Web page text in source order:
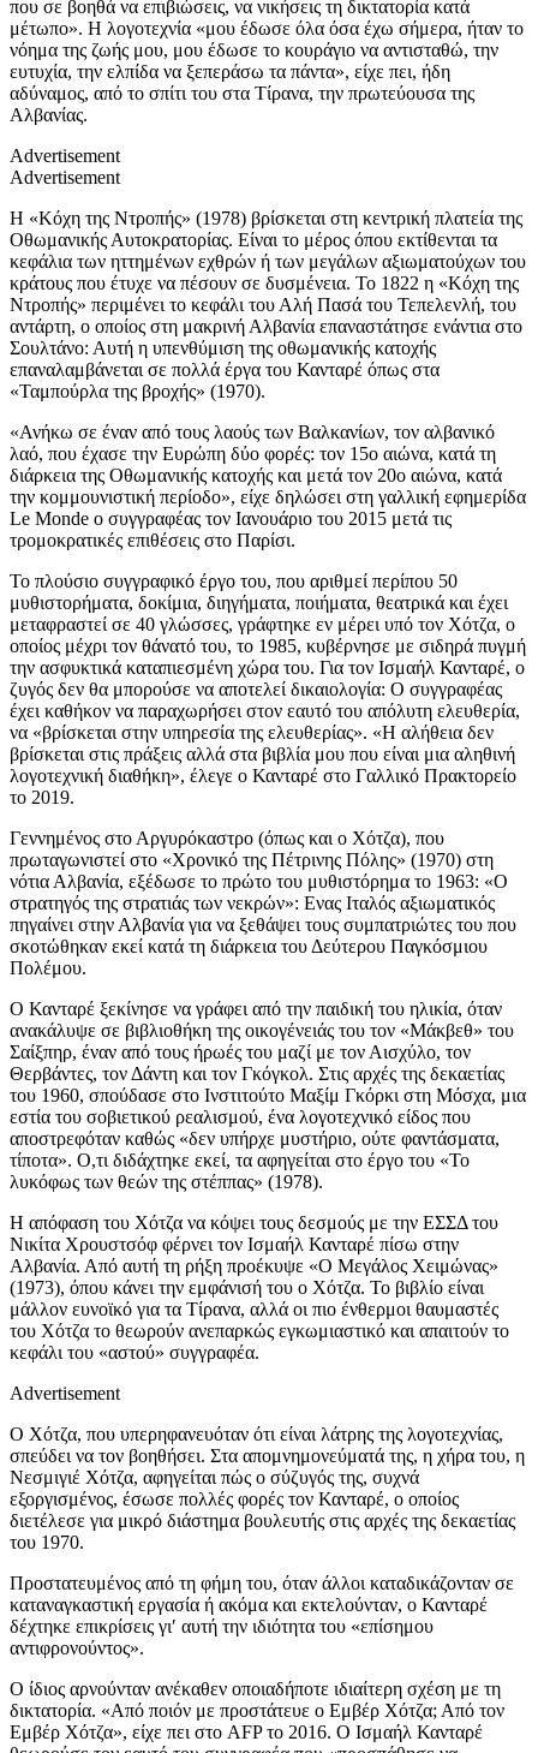
που σε βοηθά να επιβιώσεις, να νικήσεις τη δικτατορία κατά
μέτωπο». Η λογοτεχνία «μου έδωσε όλα όσα έχω σήμερα, ήταν το
νόημα της ζωής μου, μου έδωσε το κουράγιο να αντισταθώ, την
ευτυχία, την ελπίδα να ξεπεράσω τα πάντα», είχε πει, ήδη
αδύναμος, από το σπίτι του στα Τίρανα, την πρωτεύουσα της
Αλβανίας.
Advertisement
Advertisement
Η «Κόχη της Ντροπής» (1978) βρίσκεται στη κεντρική πλατεία της
Οθωμανικής Αυτοκρατορίας. Είναι το μέρος όπου εκτίθενται τα
κεφάλια των ηττημένων εχθρών ή των μεγάλων αξιωματούχων του
κράτους που έτυχε να πέσουν σε δυσμένεια. Το 1822 η «Κόχη της
Ντροπής» περιμένει το κεφάλι του Αλή Πασά του Τεπελενλή, του
αντάρτη, ο οποίος στη μακρινή Αλβανία επαναστάτησε ενάντια στο
Σουλτάνο: Αυτή η υπενθύμιση της οθωμανικής κατοχής
επαναλαμβάνεται σε πολλά έργα του Κανταρέ όπως στα
«Ταμπούρλα της βροχής» (1970).
«Ανήκω σε έναν από τους λαούς των Βαλκανίων, τον αλβανικό
λαό, που έχασε την Ευρώπη δύο φορές: τον 15ο αιώνα, κατά τη
διάρκεια της Οθωμανικής κατοχής και μετά τον 20ο αιώνα, κατά
την κομμουνιστική περίοδο», είχε δηλώσει στη γαλλική εφημερίδα
Le Monde ο συγγραφέας τον Ιανουάριο του 2015 μετά τις
τρομοκρατικές επιθέσεις στο Παρίσι.
Το πλούσιο συγγραφικό έργο του, που αριθμεί περίπου 50
μυθιστορήματα, δοκίμια, διηγήματα, ποιήματα, θεατρικά και έχει
μεταφραστεί σε 40 γλώσσες, γράφτηκε εν μέρει υπό τον Χότζα, ο
οποίος μέχρι τον θάνατό του, το 1985, κυβέρνησε με σιδηρά πυγμή
την ασφυκτικά καταπιεσμένη χώρα του. Για τον Ισμαήλ Κανταρέ, ο
ζυγός δεν θα μπορούσε να αποτελεί δικαιολογία: Ο συγγραφέας
έχει καθήκον να παραχωρήσει στον εαυτό του απόλυτη ελευθερία,
να «βρίσκεται στην υπηρεσία της ελευθερίας». «Η αλήθεια δεν
βρίσκεται στις πράξεις αλλά στα βιβλία μου που είναι μια αληθινή
λογοτεχνική διαθήκη», έλεγε ο Κανταρέ στο Γαλλικό Πρακτορείο
το 2019.
Γεννημένος στο Αργυρόκαστρο (όπως και ο Χότζα), που
πρωταγωνιστεί στο «Χρονικό της Πέτρινης Πόλης» (1970) στη
νότια Αλβανία, εξέδωσε το πρώτο του μυθιστόρημα το 1963: «Ο
στρατηγός της στρατιάς των νεκρών»: Ενας Ιταλός αξιωματικός
πηγαίνει στην Αλβανία για να ξεθάψει τους συμπατριώτες του που
σκοτώθηκαν εκεί κατά τη διάρκεια του Δεύτερου Παγκόσμιου
Πολέμου.
Ο Κανταρέ ξεκίνησε να γράφει από την παιδική του ηλικία, όταν
ανακάλυψε σε βιβλιοθήκη της οικογένειάς του τον «Μάκβεθ» του
Σαίξπηρ, έναν από τους ήρωές του μαζί με τον Αισχύλο, τον
Θερβάντες, τον Δάντη και τον Γκόγκολ. Στις αρχές της δεκαετίας
του 1960, σπούδασε στο Ινστιτούτο Μαξίμ Γκόρκι στη Μόσχα, μια
εστία του σοβιετικού ρεαλισμού, ένα λογοτεχνικό είδος που
αποστρεφόταν καθώς «δεν υπήρχε μυστήριο, ούτε φαντάσματα,
τίποτα». Ο,τι διδάχτηκε εκεί, τα αφηγείται στο έργο του «Το
λυκόφως των θεών της στέππας» (1978).
Η απόφαση του Χότζα να κόψει τους δεσμούς με την ΕΣΣΔ του
Νικίτα Χρουστσόφ φέρνει τον Ισμαήλ Κανταρέ πίσω στην
Αλβανία. Από αυτή τη ρήξη προέκυψε «Ο Μεγάλος Χειμώνας»
(1973), όπου κάνει την εμφάνισή του ο Χότζα. Το βιβλίο είναι
μάλλον ευνοϊκό για τα Τίρανα, αλλά οι πιο ένθερμοι θαυμαστές
του Χότζα το θεωρούν ανεπαρκώς εγκωμιαστικό και απαιτούν το
κεφάλι του «αστού» συγγραφέα.
Advertisement
Ο Χότζα, που υπερηφανευόταν ότι είναι λάτρης της λογοτεχνίας,
σπεύδει να τον βοηθήσει. Στα απομνημονεύματά της, η χήρα του, η
Νεσμιγιέ Χότζα, αφηγείται πώς ο σύζυγός της, συχνά
εξοργισμένος, έσωσε πολλές φορές τον Κανταρέ, ο οποίος
διετέλεσε για μικρό διάστημα βουλευτής στις αρχές της δεκαετίας
του 1970.
Προστατευμένος από τη φήμη του, όταν άλλοι καταδικάζονταν σε
καταναγκαστική εργασία ή ακόμα και εκτελούνταν, ο Κανταρέ
δέχτηκε επικρίσεις γι′ αυτή την ιδιότητα του «επίσημου
αντιφρονούντος».
Ο ίδιος αρνούνταν ανέκαθεν οποιαδήποτε ιδιαίτερη σχέση με τη
δικτατορία. «Από ποιόν με προστάτευε ο Εμβέρ Χότζα; Από τον
Εμβέρ Χότζα», είχε πει στο AFP το 2016. Ο Ισμαήλ Κανταρέ